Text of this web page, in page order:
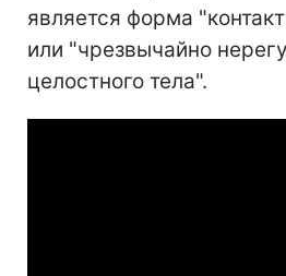
является форма
или "чрезвычайно
целостного тела".